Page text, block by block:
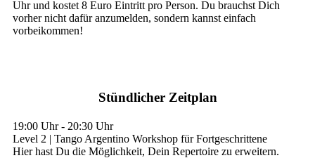
Uhr und kostet 8 Euro Eintritt pro Person. Du brauchst Dich
vorher nicht dafür anzumelden, sondern kannst einfach
vorbeikommen!
Stündlicher Zeitplan
19:00 Uhr- 20:30 Uhr
Level 2 | Tango Argentino Workshop für Fortgeschrittene
Hier hast Du die Möglichkeit, Dein Repertoire zu erweitern.